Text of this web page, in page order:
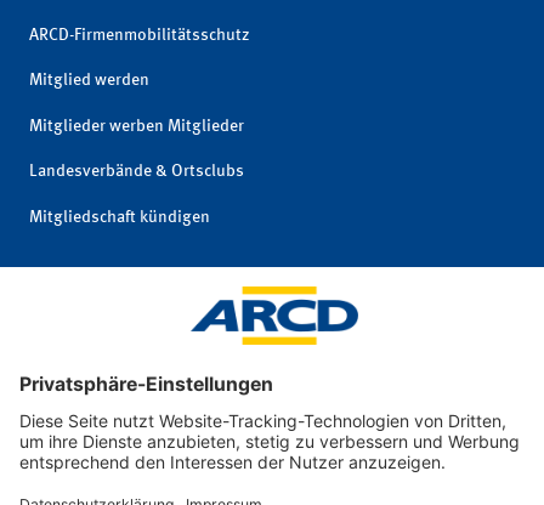
ARCD-Firmenmobilitätsschutz
Mitglied werden
Mitglieder werben Mitglieder
Landesverbände & Ortsclubs
Mitgliedschaft kündigen